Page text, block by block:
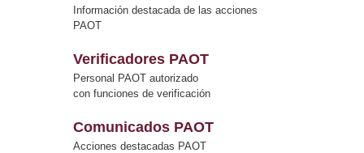
Información destacada de las acciones
PAOT
Verificadores PAOT
Personal PAOT autorizado
con funciones de verificación
Comunicados PAOT
Acciones destacadas PAOT